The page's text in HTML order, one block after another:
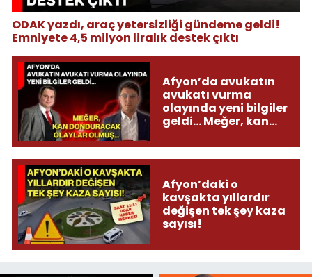
ODAK yazdı, araç yetersizliği gündeme geldi!
Emniyete 4,5 milyon liralık destek çıktı
Afyon’da avukatın
avukatı vurma
olayında yeni bilgiler
geldi... Meğer, kan
olmuş...
Afyon’daki o
kavşakta yıllardır
değişen tek şey kaza
sayısı!